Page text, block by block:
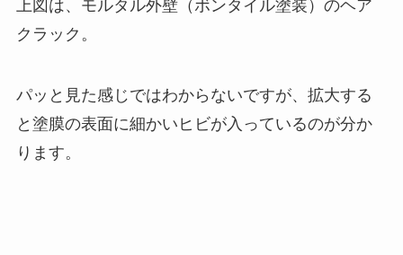
上図は、モルタル外壁（ボンタイル塗装）のヘア
クラック。
パッと見た感じではわからないですが、拡大する
と塗膜の表面に細かいヒビが入っているのが分か
ります。